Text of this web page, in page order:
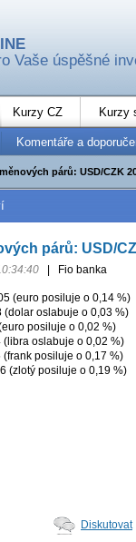
Vaše úspěšné
Kurzy CZ Kurzy
Komentáře a
párů: USD/CZK
párů: USD/
Fio banka
(euro posiluje o 0,14 %)
(dolar oslabuje o 0,03 %)
posiluje o 0,02 %)
(libra oslabuje o 0,02 %)
(frank posiluje o 0,17 %)
(zlotý posiluje o 0,19 %)
Diskutovat